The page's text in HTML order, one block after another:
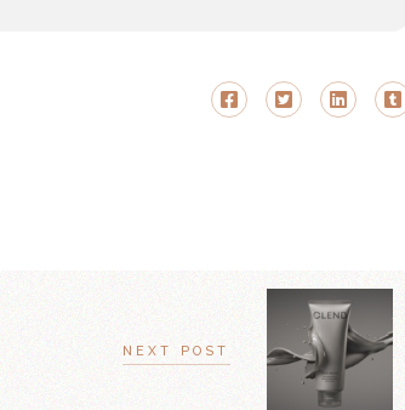
NEXT POST